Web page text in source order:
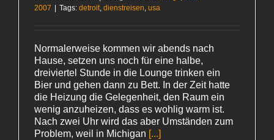
2007
Tags: detroit, dienstreisen, usa
Normalerweise kommen wir abends nach
Hause, setzen uns noch für eine halbe,
dreiviertel Stunde in die Lounge trinken ein
Bier und gehen dann zu Bett. In der Zeit hatte
die Heizung die Gelegenheit, den Raum ein
wenig anzuheizen, dass es wohlig warm ist.
Nach zwei Uhr wird das aber Umständen zum
Problem, weil in Michigan [...]